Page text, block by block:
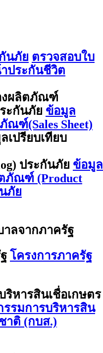
นภัย ตรวจสอบใบ
ประกันชีวิต
ผลิตภัณฑ์
ระกันภัย ข้อมูล
ฑ์(Sales Sheet)
เปรียบเทียบ
ประกันภัย ข้อมูล
ภัณฑ์ (Product
ภัย
าลจากภาครัฐ
โครงการภาครัฐ
หารสินเชื่อเกษตร
รมการบริหารสิน
าติ (กบส.)